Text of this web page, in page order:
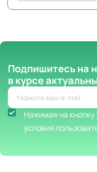
Подпишитесь на
в курсе
Нажимая на
условия